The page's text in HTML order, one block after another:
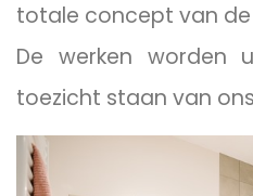
totale concept van
De werken worden
toezicht staan van